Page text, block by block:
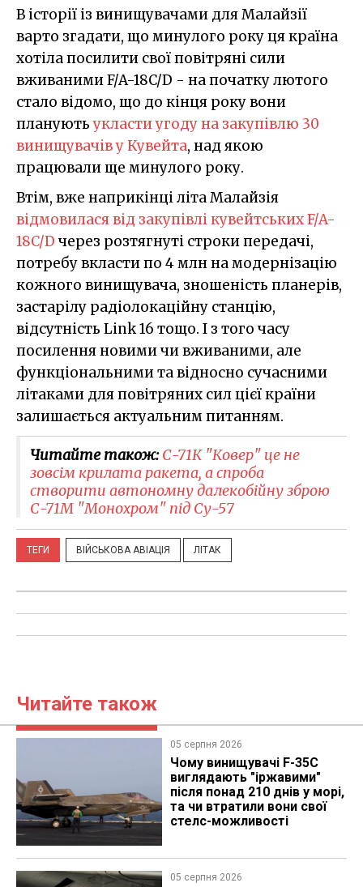
В історії із винищувачами для Малайзії
варто згадати, що минулого року ця країна
хотіла посилити свої повітряні сили
вживаними F/A-18C/D - на початку лютого
стало відомо, що до кінця року вони
плануютьукласти угоду на закупівлю 30
винищувачів у Кувейта, над якою
працювали ще минулого року.
Втім, вже наприкінці літа Малайзія
відмовилася від закупівлі кувейтських F/A-
18C/D через розтягнуті строки передачі,
потребу вкласти по 4 млн на модернізацію
кожного винищувача, зношеність планерів,
застарілу радіолокаційну станцію,
відсутність Link 16 тощо. І з того часу
посилення новими чи вживаними, але
функціональними та відносно сучасними
літаками для повітряних сил цієї країни
залишається актуальним питанням.
Читайте також:С-71К "Ковер" це не
зовсім крилата ракета, а спроба
створити автономну далекобійну зброю
С-71М "Монохром" під Су-57
ТЕГИ ВІЙСЬКОВА АВІАЦІЯ ЛІТАК
Читайте також
05 серпня 2026
Чому винищувачі F-35C
виглядають "іржавими"
після понад 210 днів у морі,
та чи втратили вони свої
стелс-можливості
05 серпня 2026